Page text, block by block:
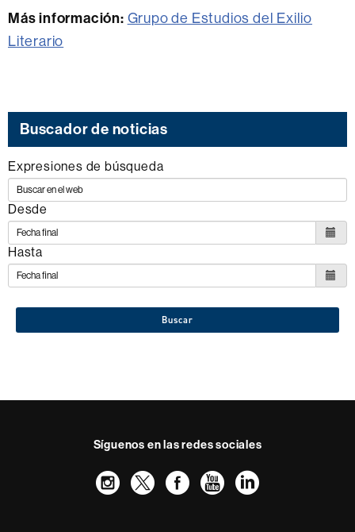
Más información: Grupo de Estudios del Exilio
Literario
Buscador de noticias
Expresiones de búsqueda
Desde
Hasta
Buscar
Síguenos en las redes sociales
Instagram
TwitterFacebook
Youtube
LinkedIn